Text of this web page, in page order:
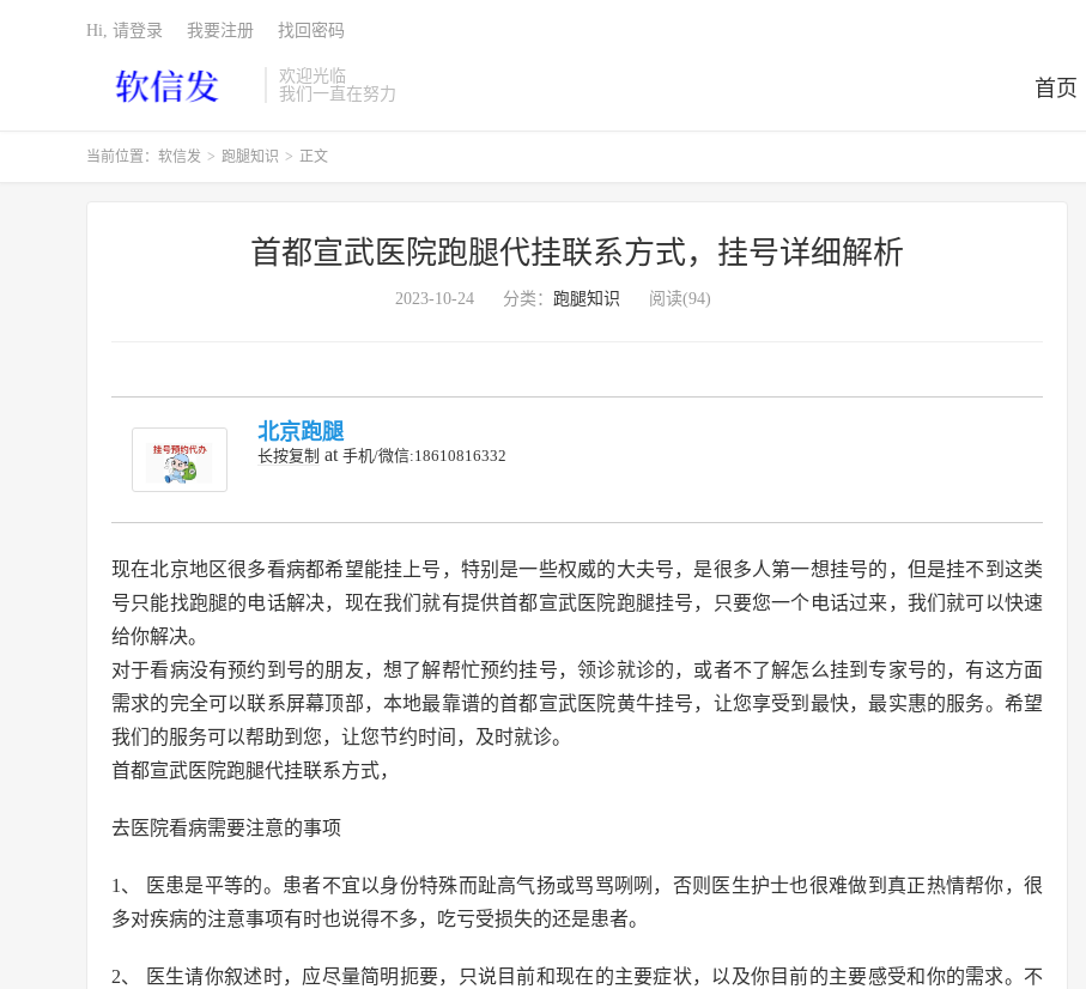
欢迎光临
我们一直在努力
首页
Hi, 请登录 我要注册 找回密码
当前位置： 软信发 > 跑腿知识 > 正文
首都宣武医院跑腿代挂联系方式，挂号详细解析
2023-10-24 分类： 跑腿知识 阅读(94)
北京跑腿
长按复制 at 手机/微信:18610816332
现在北京地区很多看病都希望能挂上号，特别是一些权威的大夫号，是很多人第一想挂号的，但是挂不到这类
号只能找跑腿的电话解决，现在我们就有提供首都宣武医院跑腿挂号，只要您一个电话过来，我们就可以快速
给你解决。
对于看病没有预约到号的朋友，想了解帮忙预约挂号，领诊就诊的，或者不了解怎么挂到专家号的，有这方面
需求的完全可以联系屏幕顶部，本地最靠谱的首都宣武医院黄牛挂号，让您享受到最快，最实惠的服务。希望
我们的服务可以帮助到您，让您节约时间，及时就诊。
首都宣武医院跑腿代挂联系方式，
去医院看病需要注意的事项
1、 医患是平等的。患者不宜以身份特殊而趾高气扬或骂骂咧咧，否则医生护士也很难做到真正热情帮你，很
多对疾病的注意事项有时也说得不多，吃亏受损失的还是患者。
2、 医生请你叙述时，应尽量简明扼要，只说目前和现在的主要症状，以及你目前的主要感受和你的需求。不